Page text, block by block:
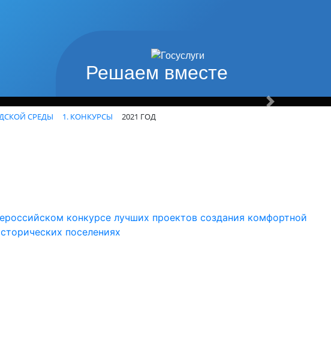
Решаем вместе
культуры и спорта
Вперед
СРЕДЫ 1. КОНКУРСЫ 2021 ГОД
конкурсе лучших проектов создания комфортной
поселениях